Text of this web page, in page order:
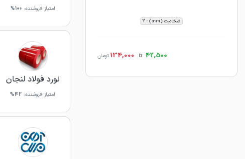
ضخامت (mm) : 2
42,500 تا 134,000 تومان
امتیاز فروشنده: 100%
نورد فولاد لنجان
امتیاز فروشنده: 42%